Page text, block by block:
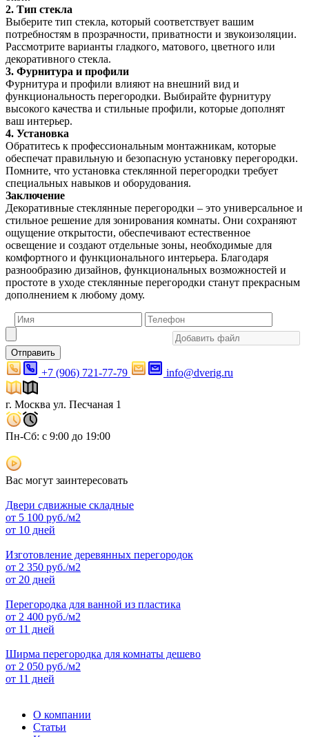
2. Тип стекла
Выберите тип стекла, который соответствует вашим
потребностям в прозрачности, приватности и звукоизоляции.
Рассмотрите варианты гладкого, матового, цветного или
декоративного стекла.
3. Фурнитура и профили
Фурнитура и профили влияют на внешний вид и
функциональность перегородки. Выбирайте фурнитуру
высокого качества и стильные профили, которые дополнят
ваш интерьер.
4. Установка
Обратитесь к профессиональным монтажникам, которые
обеспечат правильную и безопасную установку перегородки.
Помните, что установка стеклянной перегородки требует
специальных навыков и оборудования.
Заключение
Декоративные стеклянные перегородки – это универсальное и
стильное решение для зонирования комнаты. Они сохраняют
ощущение открытости, обеспечивают естественное
освещение и создают отдельные зоны, необходимые для
комфортного и функционального интерьера. Благодаря
разнообразию дизайнов, функциональных возможностей и
простоте в уходе стеклянные перегородки станут прекрасным
дополнением к любому дому.
Отправить
+7 (906) 721-77-79 info@dverig.ru
г. Москва ул. Песчаная 1
Пн-Сб: с 9:00 до 19:00
Вас могут заинтересовать
Двери сдвижные складные
от 5 100 руб./м2
от 10 дней
Изготовление деревянных перегородок
от 2 350 руб./м2
от 20 дней
Перегородка для ванной из пластика
от 2 400 руб./м2
от 11 дней
Ширма перегородка для комнаты дешево
от 2 050 руб./м2
от 11 дней
О компании
Статьи